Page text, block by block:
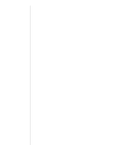
표...김민석 47.37% 정
표...정청래 47.82% 김
400명 맞이…"마음 잇는
급 확정되나…재상고 앞
복상자' 전달
거꾸로' 논란…이틀만에